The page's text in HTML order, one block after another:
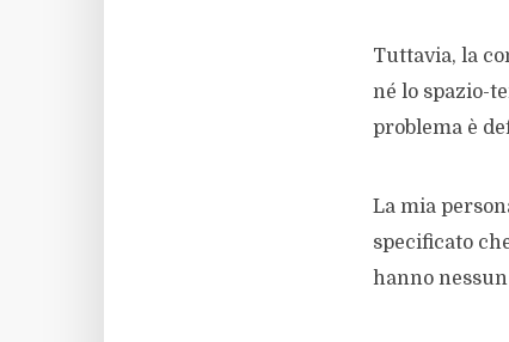
Tuttavia, la
né lo spazio-
problema è
La mia
specificato
hanno